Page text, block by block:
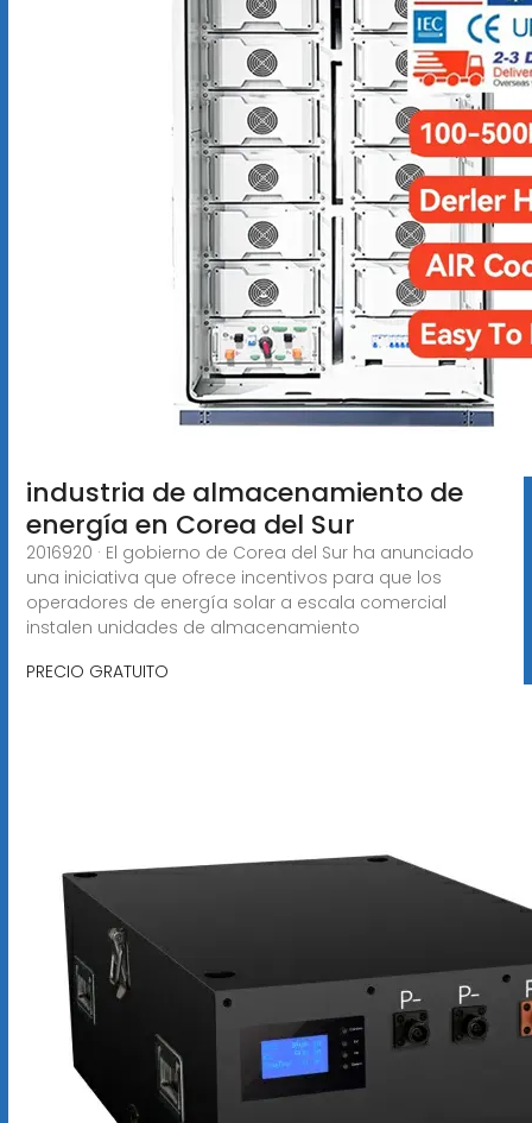
industria de almacenamiento de
energía en Corea del Sur
2016920 · El gobierno de Corea del Sur ha anunciado
una iniciativa que ofrece incentivos para que los
operadores de energía solar a escala comercial
instalen unidades de almacenamiento
PRECIO GRATUITO